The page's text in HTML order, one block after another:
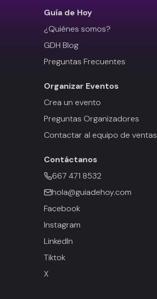
Guía de Hoy
¿Quiénes somos?
GDH Blog
Preguntas Frecuentes
Organizar Eventos
Crea un evento
Preguntas Organizadores
Contactar al equipo de ventas
Contáctanos
667 471 8532
hola@guiadehoy.com
Facebook
Instagram
LinkedIn
Tiktok
X